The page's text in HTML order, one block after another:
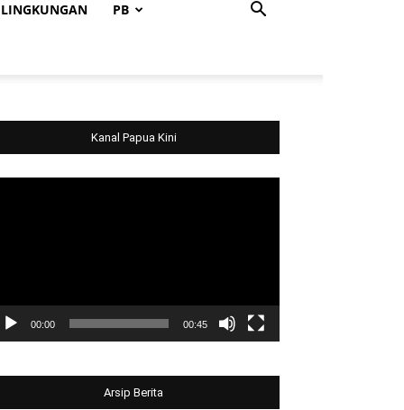
LINGKUNGAN PB
Kanal Papua Kini
00:00 00:45
Arsip Berita